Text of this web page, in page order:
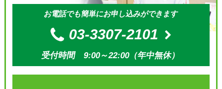
お電話でも簡単にお申し込みができます
03-3307-2101
受付時間 9:00～22:00（年中無休）